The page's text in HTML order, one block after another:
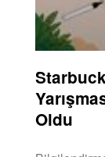
Oldu